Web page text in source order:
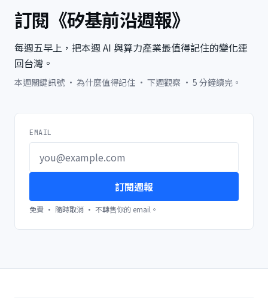
訂閱《矽基前沿週報》
每週五早上，把本週 AI 與算力產業最值得記住的變化連
回台灣。
本週關鍵訊號 · 為什麼值得記住 · 下週觀察 · 5 分鐘讀完。
EMAIL
訂閱週報
免費 · 隨時取消 · 不轉售你的 email。